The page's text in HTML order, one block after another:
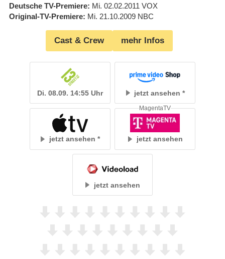
Deutsche TV-Premiere Mi. 02.02.2011 VOX
Original-TV-Premiere Mi. 21.10.2009 NBC
Cast & Crew mehr Infos
Di. 08.09. 14:55 Uhr jetzt ansehen
jetzt ansehen jetzt ansehen
MagentaTV
jetzt ansehen